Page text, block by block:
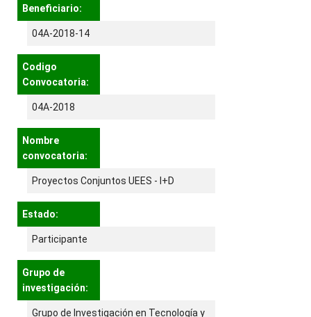
Beneficiario:
04A-2018-14
Codigo
Convocatoria:
04A-2018
Nombre
convocatoria:
Proyectos Conjuntos UEES - I+D
Estado:
Participante
Grupo de
investigación:
Grupo de Investigación en Tecnología y